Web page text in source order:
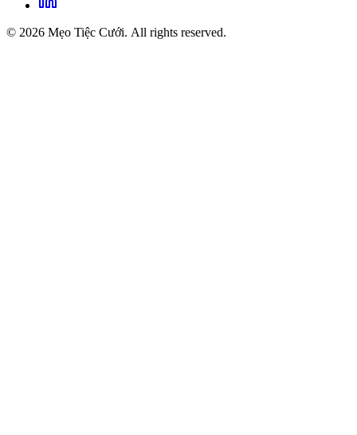
© 2026 Mẹo Tiệc Cưới. All rights reserved.